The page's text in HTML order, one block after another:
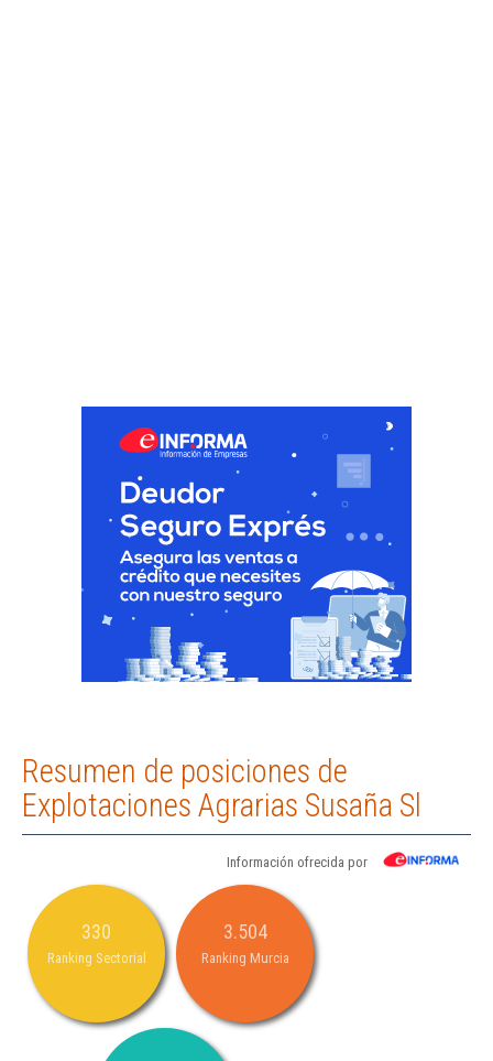
Resumen de posiciones de
Explotaciones Agrarias Susaña Sl
Información ofrecida por
330
Ranking Sectorial
3.504
Ranking Murcia